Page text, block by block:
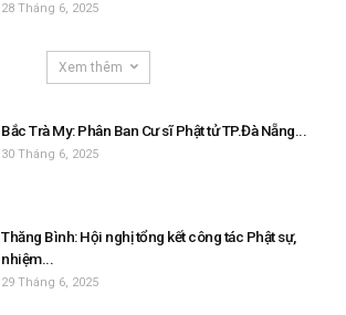
28 Tháng 6, 2025
Xem thêm
Bắc Trà My: Phân Ban Cư sĩ Phật tử TP.Đà Nẵng...
30 Tháng 6, 2025
Thăng Bình: Hội nghị tổng kết công tác Phật sự,
nhiệm...
29 Tháng 6, 2025